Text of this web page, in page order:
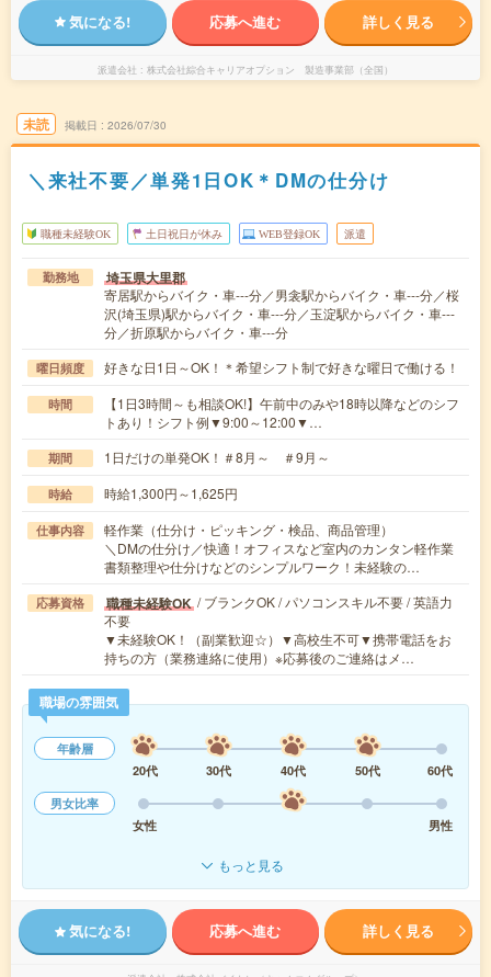
気になる! 応募へ進む 詳しく見る
派遣会社 株式会社綜合キャリアオプション 製造事業部（全国）
未読 掲載日 2026/07/30
＼来社不要／単発1日OK＊DMの仕分け
職種未経験OK 土日祝日が休み WEB登録OK 派遣
勤務地 埼玉県大里郡
寄居駅からバイク・車---分／男衾駅からバイク・車---分／桜
沢(埼玉県)駅からバイク・車---分／玉淀駅からバイク・車---
分／折原駅からバイク・車---分
曜日頻度 好きな日1日～OK！＊希望シフト制で好きな曜日で働ける！
時間
【1日3時間～も相談OK!】午前中のみや18時以降などのシフ
トあり！シフト例▼9:00～12:00▼…
期間 1日だけの単発OK！＃8月～ ＃9月～
時給 時給1,300円～1,625円
仕事内容
軽作業（仕分け・ピッキング・検品、商品管理）
＼DMの仕分け／快適！オフィスなど室内のカンタン軽作業
書類整理や仕分けなどのシンプルワーク！未経験の…
応募資格 職種未経験OK / ブランクOK / パソコンスキル不要 / 英語力
不要
▼未経験OK！（副業歓迎☆）▼高校生不可▼携帯電話をお
持ちの方（業務連絡に使用）※応募後のご連絡はメ…
職場の雰囲気
年齢層
20代
30代 40代 50代
60代
男女比率
女性
男性
もっと見る
気になる! 応募へ進む 詳しく見る